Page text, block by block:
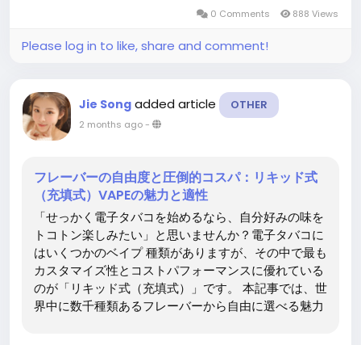
作，不僅會破壞菸彈內部的密封結構，在台灣高溫潮濕
的氣候下，暴露的菸草更容易吸收空氣中的濕氣，導致
第二次加熱時出現難聞的燒焦臭味。 智慧雙階段溫控：
常直覺。使用全新一代的 二次加熱菸主機，使用者只要
透過正面內建的高高清 LCD 全彩智慧螢幕，就能即時
掌握電量、模式與預熱狀態。主機內建優化的雙階段溫
控曲線，在...
0 Comments 888 Views
Please log in to like, share and comment!
Jie Song added article OTHER
2 months ago-
フレーバーの自由度と圧倒的コスパ：リキッド式
（充填式）VAPEの魅力と適性
「せっかく電子タバコを始めるなら、自分好みの味を
トコトン楽しみたい」と思いませんか？電子タバコに
はいくつかのベイプ 種類がありますが、その中で最も
カスタマイズ性とコストパフォーマンスに優れている
のが「リキッド式（充填式）」です。 本記事では、世
界中に数千種類あるフレーバーから自由に選べる魅力